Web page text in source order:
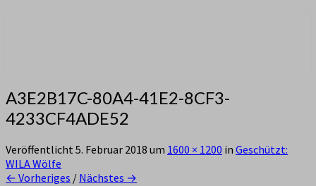
A3E2B17C-80A4-41E2-8CF3-
4233CF4ADE52
Veröffentlicht 5. Februar 2018 um 1600 × 1200 in Geschützt:
WILA Wölfe
← Vorheriges / Nächstes →